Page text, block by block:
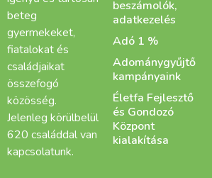
beteg
gyermekeket,
fiatalokat és
családjaikat
összefogó
közösség.
Jelenleg körülbelül
620 családdal van
kapcsolatunk.
beszámolók,
adatkezelés
Adó 1 %
Adománygyűjtő
kampányaink
Életfa Fejlesztő
és Gondozó
Központ
kialakítása